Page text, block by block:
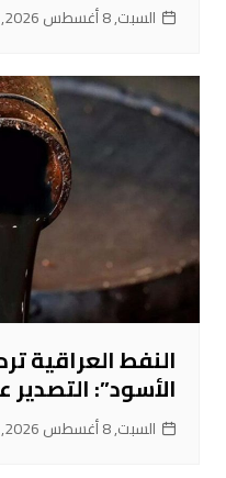
السبت, 8 أغسطس 2026, 12:54
النفط العراقية
الأسود”:
السبت, 8 أغسطس 2026, 9:54